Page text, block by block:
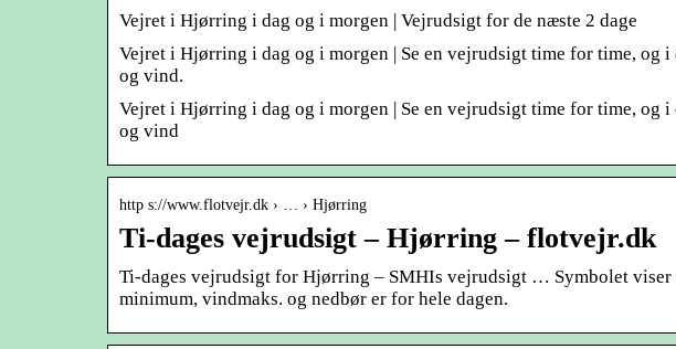
Vejret i Hjørring i dag og i morgen | Vejrudsigt for de næste 2 dage
Vejret i Hjørring i dag og i morgen | Se en vejrudsigt time for time, og
og vind.
Vejret i Hjørring i dag og i morgen | Se en vejrudsigt time for time, og
og vind
http s://www.flotvejr.dk › … › Hjørring
Ti-dages vejrudsigt – Hjørring – flotvejr.dk
Ti-dages vejrudsigt for Hjørring – SMHIs vejrudsigt … Symbolet viser
minimum, vindmaks. og nedbør er for hele dagen.